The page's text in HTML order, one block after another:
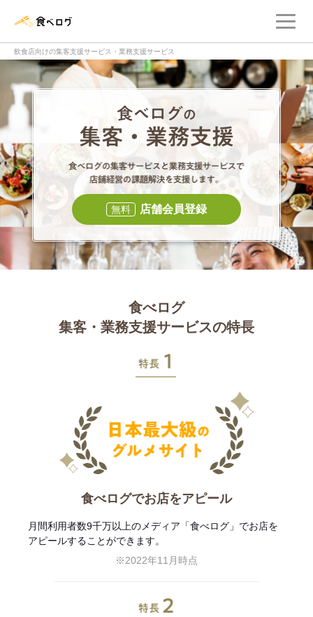
飲食店向けの集客支援サービス・業務支援サービス
食べログの集客
食べログの集
無料 店舗会員登録
食べログ
集客・業務支援サービスの特長
食べログでお店をアピール
月間利用者数9千万以上のメディア「食べログ」でお店を
アピールすることができます。
※2022年11月時点